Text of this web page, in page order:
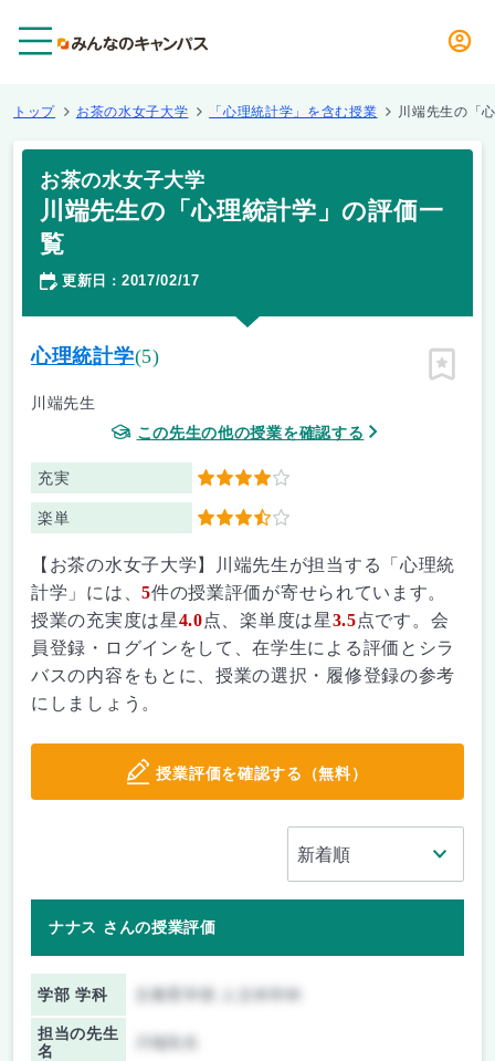
トップ お茶の水女子大学 「心理統計学」を含む授業 川端先生の「
お茶の水女子大学
川端先生の「心理統計学」の評価一
覧
更新日 ： 2017/02/17
心理統計学(5)
川端先生
この先生の他の授業を確認する
充実 4
楽単 3.5
ピン留
【お茶の水女子大学】川端先生が担当する「心理統
計学」には、5件の授業評価が寄せられています。
授業の充実度は星4.0点、楽単度は星3.5点です。会
員登録・ログインをして、在学生による評価とシラ
バスの内容をもとに、授業の選択・履修登録の参考
にしましょう。
授業評価を確認する（無料）
ナナス さんの授業評価
学部 学科
担当の先生
名
川端先生